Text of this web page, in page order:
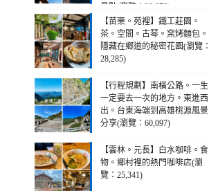
景點(瀏覽：28,978)
【苗栗。苑裡】鐵工莊園。
茶。空間。古琴。窯烤麵包。
隱藏在鄉道的秘密花園(瀏覽：
28,285)
【行程規劃】南橫公路。一生
一定要去一次的地方。東進西
出。台東海端到高雄桃源風景
分享(瀏覽：60,097)
【雲林。元長】白水咖啡。食
物。鄉村裡的熱門咖啡店(瀏
覽：25,341)